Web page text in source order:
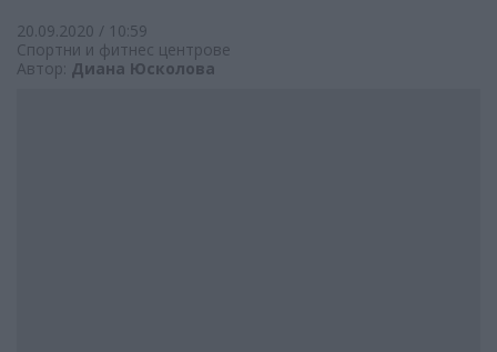
20.09.2020 / 10:59
Спортни и фитнес центрове
Автор: Диана Юсколова